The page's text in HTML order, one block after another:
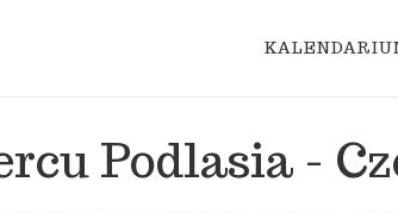
Podlasia -